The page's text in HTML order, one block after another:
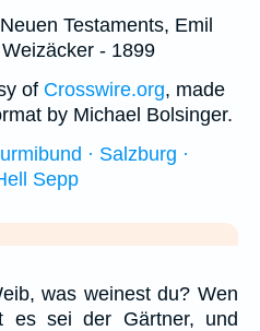
Testaments, Emil
- 1899
of Crosswire.org, made
by Michael Bolsinger.
· Salzburg ·
Sepp
was weinest du? Wen
es sei der Gärtner, und